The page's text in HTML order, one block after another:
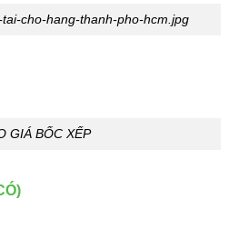
cho-hang-thanh-pho-hcm.jpg
GIÁ BỐC XẾP